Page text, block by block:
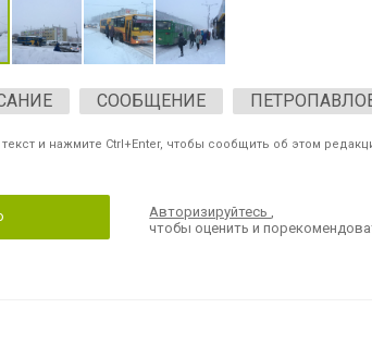
СООБЩЕНИЕ
и нажмите Ctrl+Enter, чтобы сообщить об этом
Авторизируйтесь,
чтобы оценить и